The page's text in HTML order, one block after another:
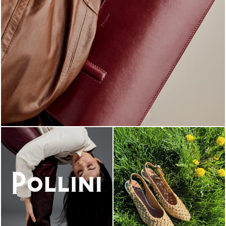
Classy, sassy, trendy - the new Pollini Lady Bag is ...